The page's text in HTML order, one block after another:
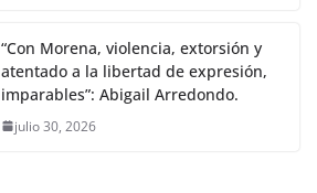
“Con Morena, violencia, extorsión y
atentado a la libertad de expresión,
imparables”: Abigail Arredondo.
julio 30, 2026